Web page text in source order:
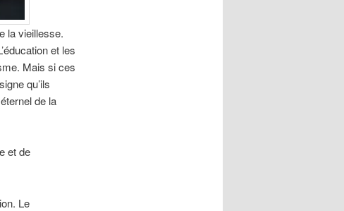
la vieillesse.
et les
Mais si ces
qu’ils
de la
et de
Le